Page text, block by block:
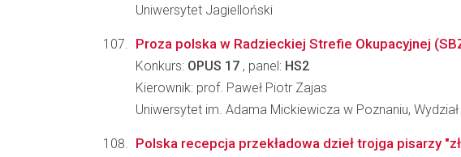
Uniwersytet Jagielloński
Proza polska w Radzieckiej Strefie Okupacyjnej
Konkurs: OPUS 17 , panel: HS2
Kierownik: prof. Paweł Piotr Zajas
Uniwersytet im. Adama Mickiewicza w Poznaniu,
Polska recepcja przekładowa dzieł trojga pisarzy